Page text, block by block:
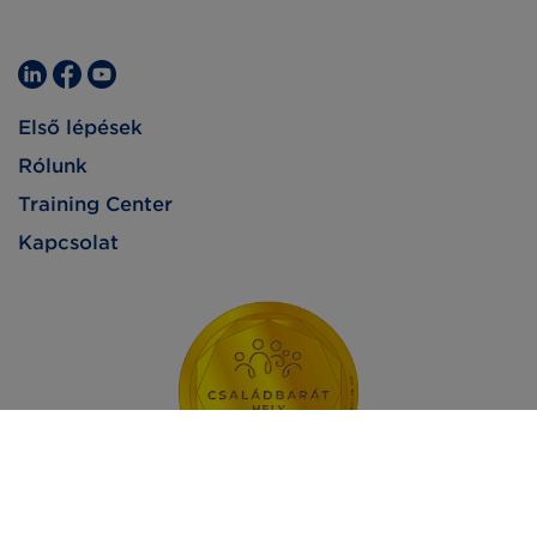
Első lépések
Rólunk
Training Center
Kapcsolat